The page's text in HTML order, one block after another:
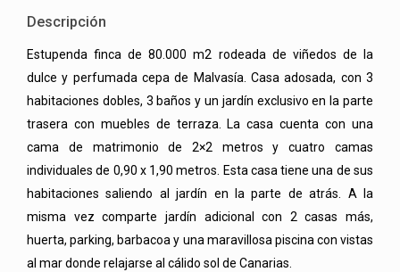
Descripción
Estupenda finca de 80.000 m2 rodeada de viñedos de la
dulce y perfumada cepa de Malvasía. Casa adosada, con 3
habitaciones dobles, 3 baños y un jardín exclusivo en la parte
trasera con muebles de terraza. La casa cuenta con una
cama de matrimonio de 2×2 metros y cuatro camas
individuales de 0,90 x 1,90 metros. Esta casa tiene una de sus
habitaciones saliendo al jardín en la parte de atrás. A la
misma vez comparte jardín adicional con 2 casas más,
huerta, parking, barbacoa y una maravillosa piscina con vistas
al mar donde relajarse al cálido sol de Canarias.